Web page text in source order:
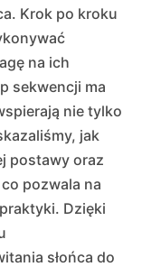
Krok po kroku
na ich
sekwencji ma
nie tylko
jak
postawy oraz
pozwala na
Dzięki
słońca do